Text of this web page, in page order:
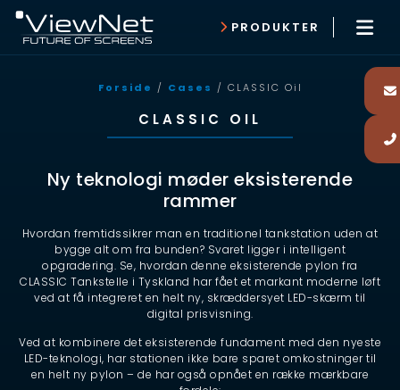
PRODUKTER
Forside / Cases / CLASSIC Oil
CLASSIC OIL
Ny teknologi møder eksisterende
rammer
Hvordan fremtidssikrer man en traditionel tankstation uden at
bygge alt om fra bunden? Svaret ligger i intelligent
opgradering. Se, hvordan denne eksisterende pylon fra
CLASSIC Tankstelle i Tyskland har fået et markant moderne løft
ved at få integreret en helt ny, skræddersyet LED-skærm til
digital prisvisning.
Ved at kombinere det eksisterende fundament med den nyeste
LED-teknologi, har stationen ikke bare sparet omkostninger til
en helt ny pylon – de har også opnået en række mærkbare